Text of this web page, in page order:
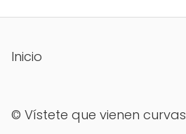
Inicio
© Vístete que vienen curvas